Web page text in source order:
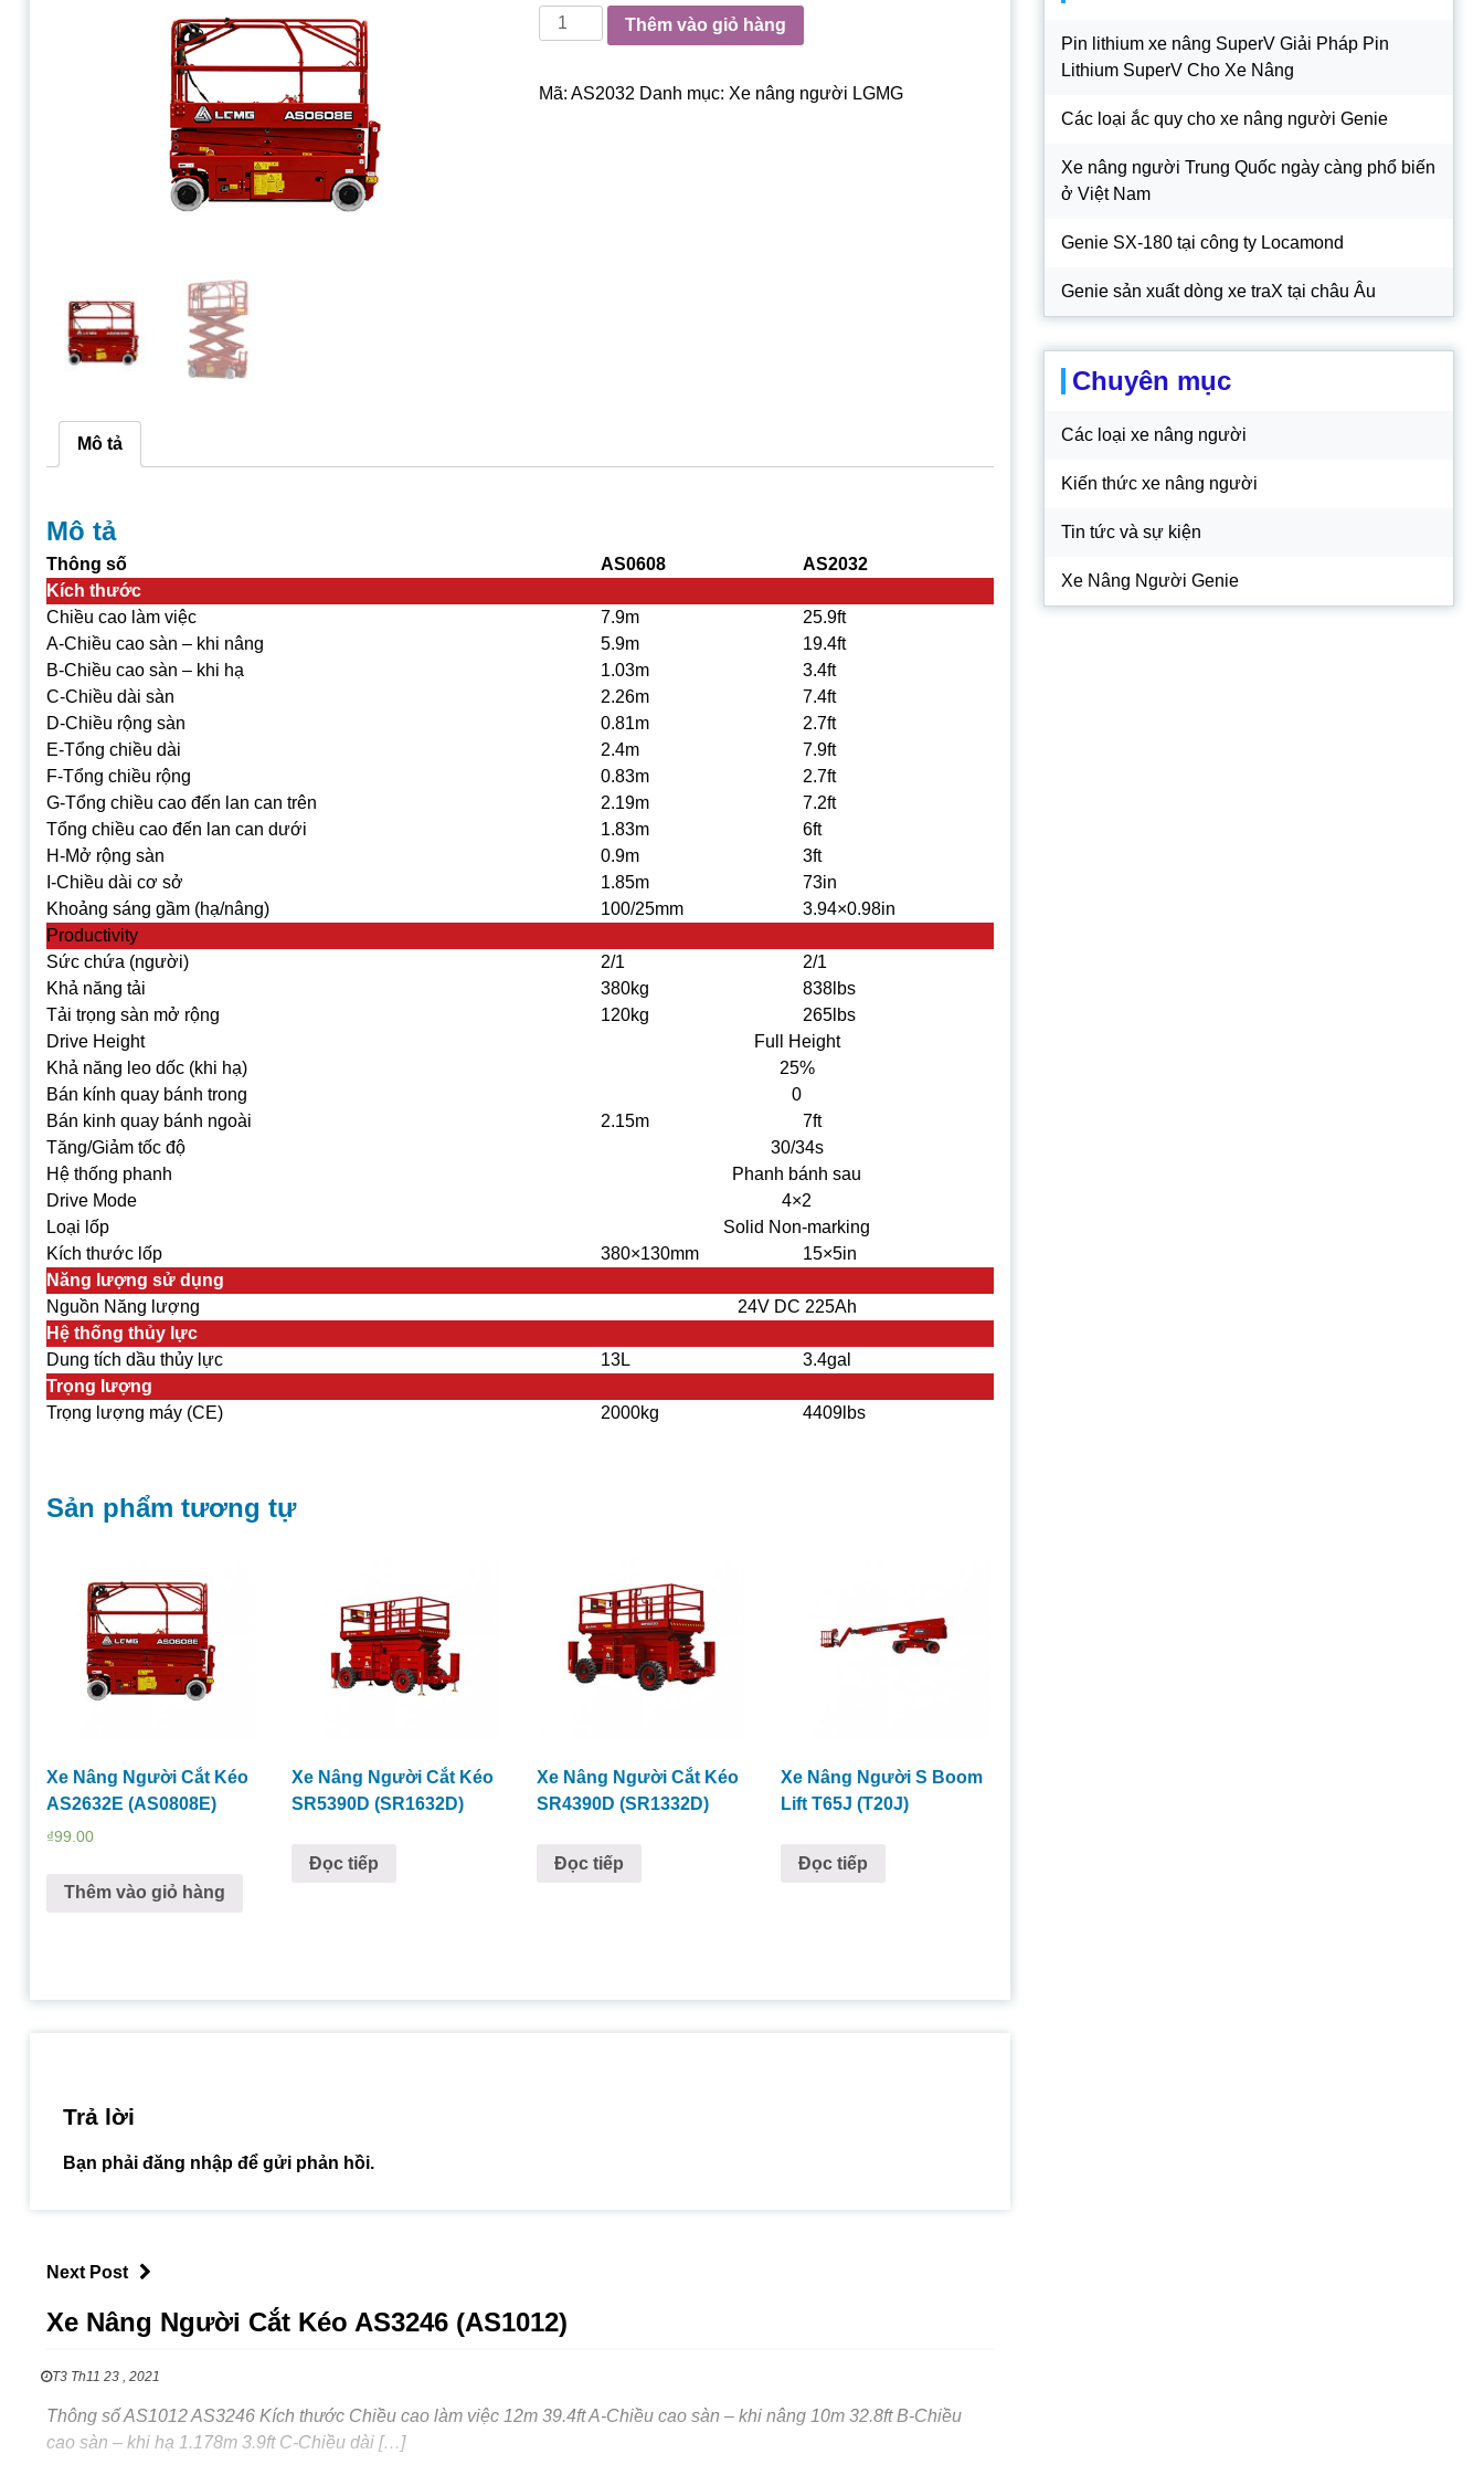
Xe
Nâng
Cắt
Thêm vào giỏ hàng
Mã:AS2032 Danh mục: Xe nâng người LGMG
Mô tả
Mô tả
Thông số AS0608
AS2032
Kích thước
Chiều cao làm việc
7.9m
25.9ft
A-Chiều cao sàn – khi nâng
5.9m
19.4ft
B-Chiều cao sàn – khi hạ
1.03m
3.4ft
C-Chiều dài sàn
2.26m
7.4ft
D-Chiều rộng sàn
0.81m
2.7ft
E-Tổng chiều dài
2.4m
7.9ft
F-Tổng chiều rộng
0.83m
2.7ft
G-Tổng chiều cao đến lan can trên
2.19m
7.2ft
Tổng chiều cao đến lan can dưới
1.83m
6ft
H-Mở rộng sàn
0.9m
3ft
I-Chiều dài cơ sở
1.85m
73in
Khoảng sáng gầm (hạ/nâng)
100/25mm
3.94×0.98in
Productivity
Sức chứa (người)
2/1
2/1
Khả năng tải
380kg
838lbs
Tải trọng sàn mở rộng
120kg
265lbs
Drive Height
Full Height
Khả năng leo dốc (khi hạ)
25%
Bán kính quay bánh trong
0
Bán kinh quay bánh ngoài
2.15m
7ft
Tăng/Giảm tốc độ
30/34s
Hệ thống phanh
Phanh bánh sau
Drive Mode
4×2
Loại lốp
Solid Non-marking
Kích thước lốp
380×130mm
15×5in
Năng lượng sử dụng
Nguồn Năng lượng
24V DC 225Ah
Hệ thống thủy lực
Dung tích dầu thủy lực
13L
3.4gal
Trọng lượng
Trọng lượng máy (CE)
2000kg 4409lbs
Sản phẩm tương tự
Xe Nâng Người Cắt Kéo
AS2632E (AS0808E)
₫99.00
Thêm vào giỏ hàng
Xe Nâng Người Cắt Kéo
SR5390D (SR1632D)
Đọc tiếp
Xe Nâng Người Cắt Kéo
SR4390D (SR1332D)
Đọc tiếp
Xe Nâng Người S Boom
Lift T65J (T20J)
Đọc tiếp
Trả lời
Bạn phải đăng nhậpđể gửi phản hồi.
Next Post
Xe Nâng Người Cắt Kéo AS3246 (AS1012)
T3 Th11 23 , 2021
Thông số AS1012 AS3246 Kích thước Chiều cao làm việc 12m 39.4ft A-Chiều cao sàn – khi nâng 10m 32.8ft B-Chiều
cao sàn – khi hạ 1.178m 3.9ft C-Chiều dài […]
Pin lithium xe nâng SuperV Giải Pháp Pin
Lithium SuperV Cho Xe Nâng
Các loại ắc quy cho xe nâng người Genie
Xe nâng người Trung Quốc ngày càng phổ biến
ở Việt Nam
Genie SX-180 tại công ty Locamond
Genie sản xuất dòng xe traX tại châu Âu
Chuyên mục
Các loại xe nâng người
Kiến thức xe nâng người
Tin tức và sự kiện
Xe Nâng Người Genie